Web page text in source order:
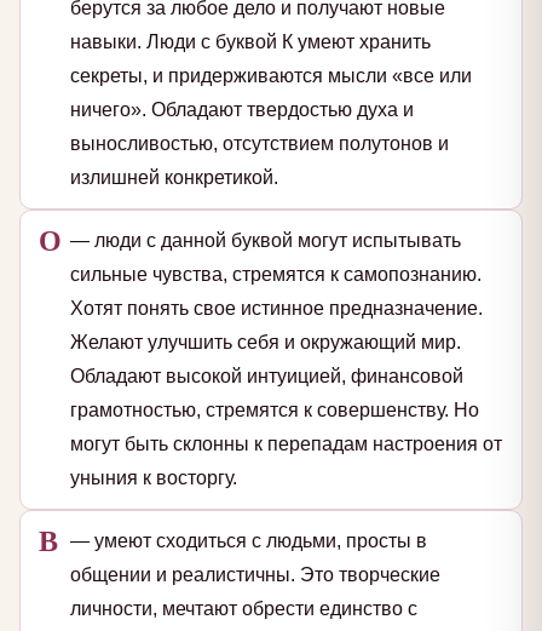
берутся за любое дело и получают новые
навыки. Люди с буквой К умеют хранить
секреты, и придерживаются мысли «все или
ничего». Обладают твердостью духа и
выносливостью, отсутствием полутонов и
излишней конкретикой.
О — люди с данной буквой могут испытывать
сильные чувства, стремятся к самопознанию.
Хотят понять свое истинное предназначение.
Желают улучшить себя и окружающий мир.
Обладают высокой интуицией, финансовой
грамотностью, стремятся к совершенству. Но
могут быть склонны к перепадам настроения от
уныния к восторгу.
В — умеют сходиться с людьми, просты в
общении и реалистичны. Это творческие
личности, мечтают обрести единство с